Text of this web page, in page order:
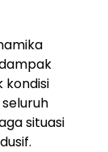
kondisi
situasi